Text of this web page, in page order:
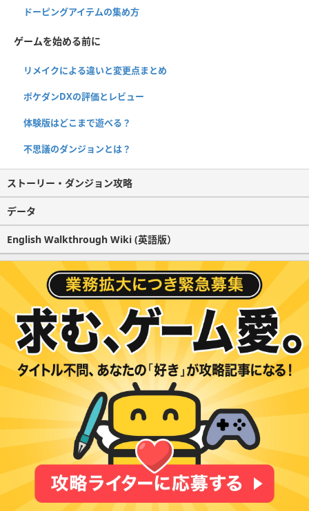
ドーピングアイテムの集め方
ゲームを始める前に
リメイクによる違いと変更点まとめ
ポケダンDXの評価とレビュー
体験版はどこまで遊べる？
不思議のダンジョンとは？
ストーリー・ダンジョン攻略
データ
English Walkthrough Wiki (英語版）